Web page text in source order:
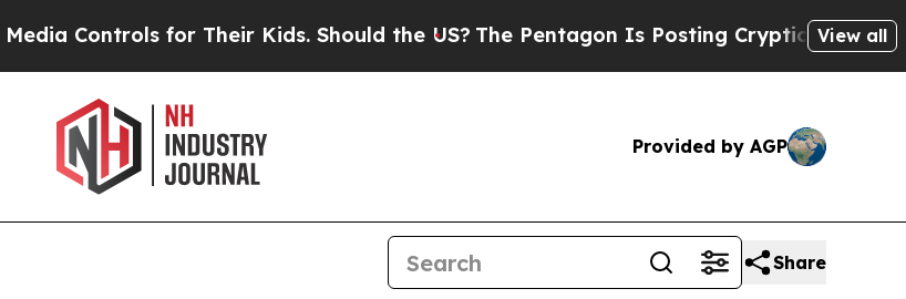
for Their Kids. Should the US?The Pentagon Is Posting Cryptic Biblical Messages on
View all
Provided by AGP
Share